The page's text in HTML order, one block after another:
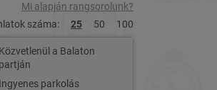
Mi alapján rangsorolunk?
száma:
25 50 100
Közvetlenül a Balaton
partján
Ingyenes parkolás